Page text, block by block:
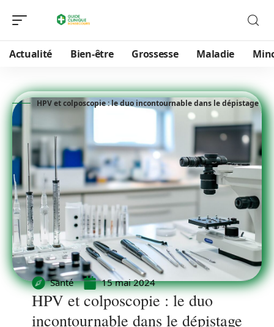
Actualité Bien-être Grossesse Maladie
HPV et colposcopie : le duo incontournable dans le dépistage
Santé 15 mai 2024
HPV et colposcopie : le duo
incontournable dans le dépistage